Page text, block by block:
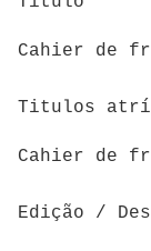
Cahier de
Titulos
Cahier de
Edição /